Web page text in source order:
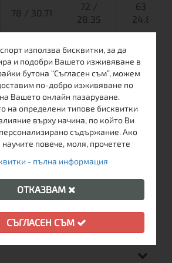
78 / 30.71
72 /
28.35
63 /
24.80
86 / 33.86
76 /
29.92
67 / 26.38
и пране:
еластичността на Campo Tact
или в пералня на деликатен
Избягвайте използването на
и не подлагайте на
използва бисквитки, за да
и подобри Вашето изживяване в
бутона “Съгласен съм”, можем
по-добро изживяване по
Вашето онлайн пазаруване.
на определени типове бисквитки
върху начина, по който Ви
съдържание. Ако
научите повече, моля, прочетете
- пълна информация
ОТКАЗВАМ
СЪГЛАСЕН СЪМ